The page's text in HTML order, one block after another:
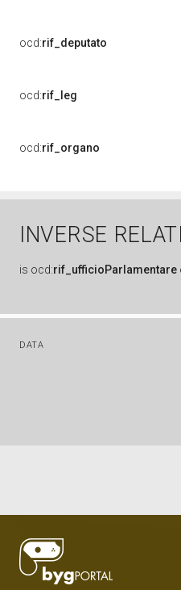
ocd:rif_deputato
ocd:rif_leg
ocd:rif_organo
INVERSE
is ocd:rif_ufficioParlamentare
DATA